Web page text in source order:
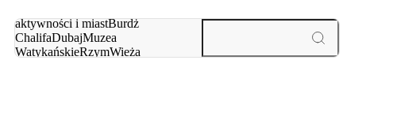
aktywności i miastBurdż
ChalifaDubajMuzea
WatykańskieRzymWieża